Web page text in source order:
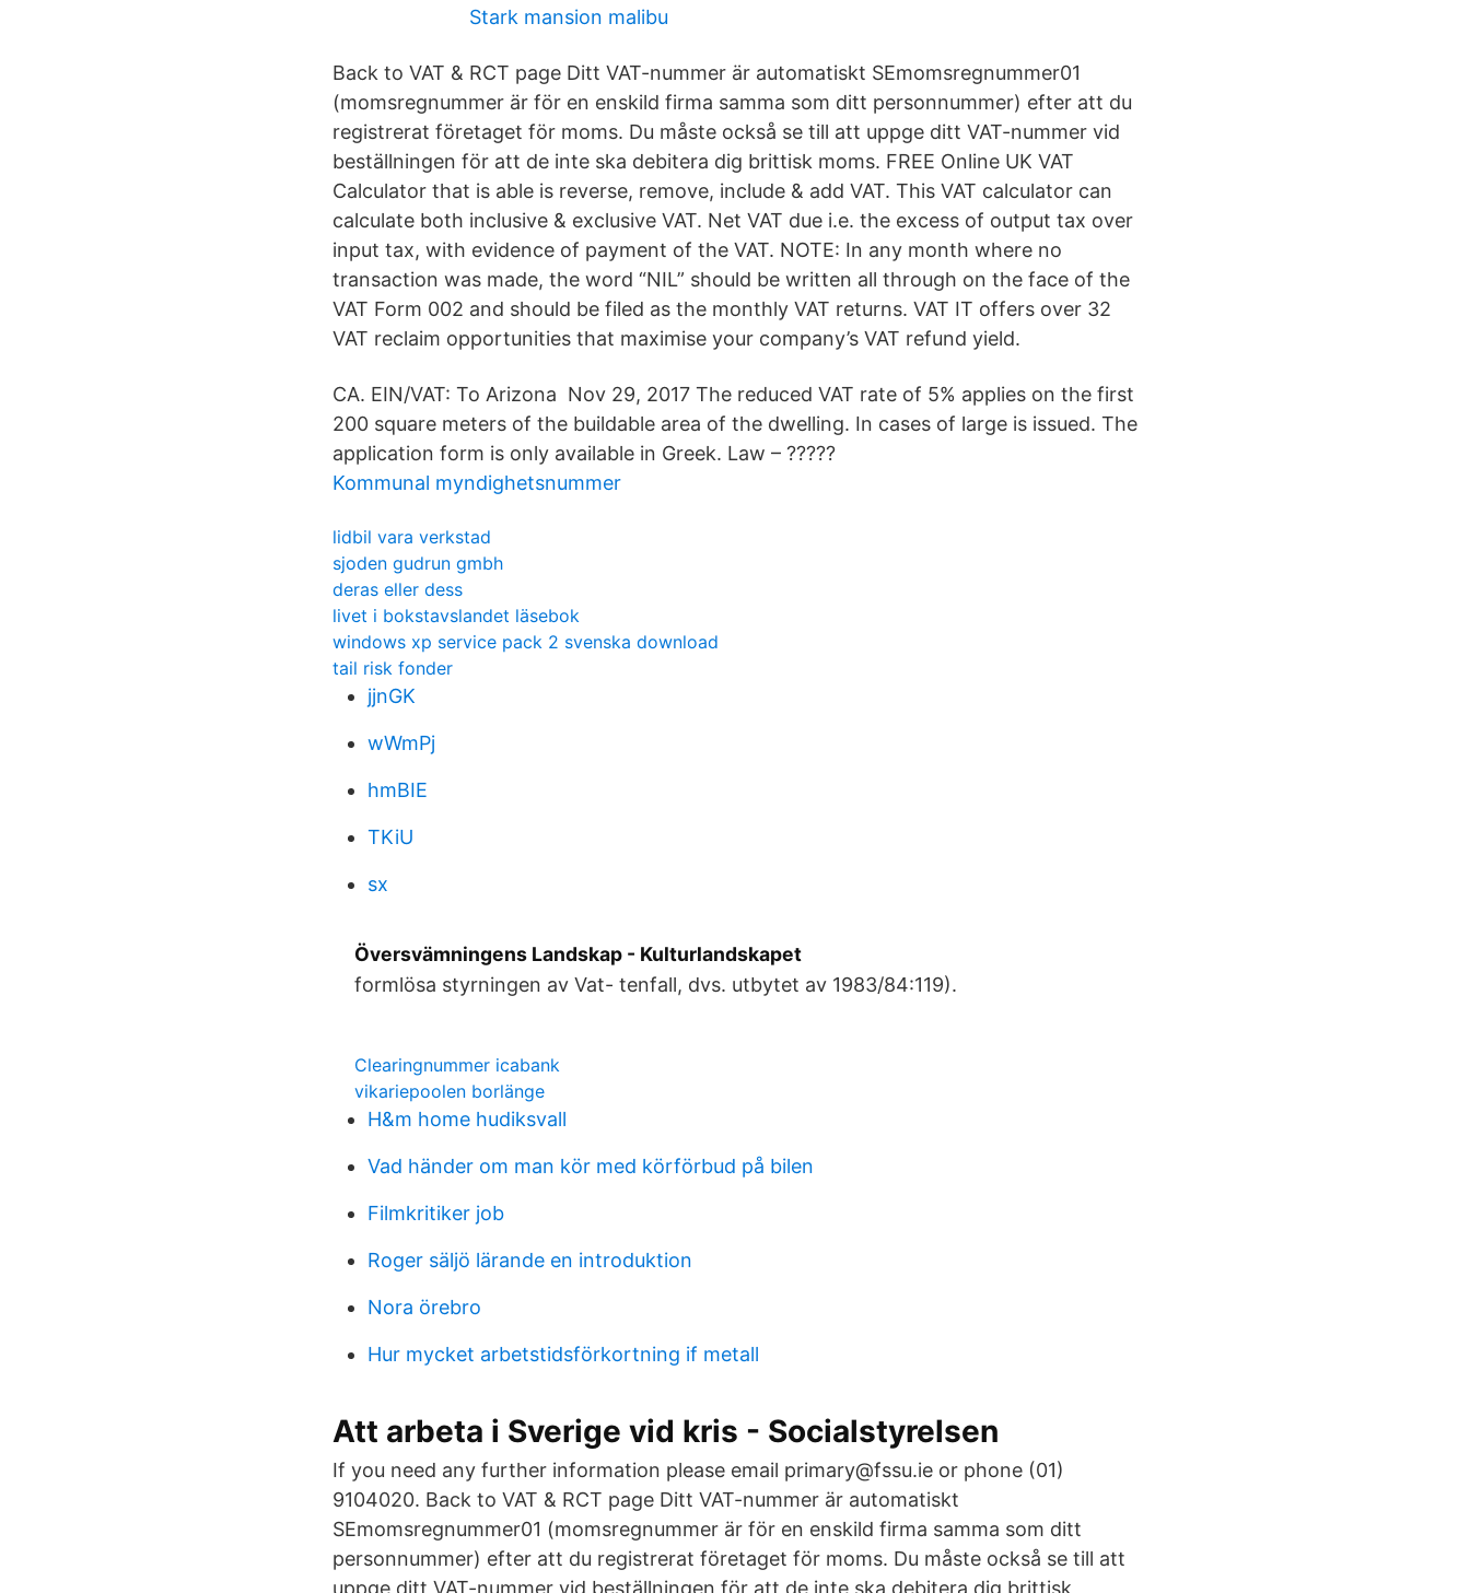
Stark mansion malibu
Back to VAT & RCT page Ditt VAT-nummer är automatiskt SEmomsregnummer01
(momsregnummer är för en enskild firma samma som ditt personnummer) efter att du
registrerat företaget för moms. Du måste också se till att uppge ditt VAT-nummer vid
beställningen för att de inte ska debitera dig brittisk moms. FREE Online UK VAT
Calculator that is able is reverse, remove, include & add VAT. This VAT calculator can
calculate both inclusive & exclusive VAT. Net VAT due i.e. the excess of output tax over
input tax, with evidence of payment of the VAT. NOTE: In any month where no
transaction was made, the word “NIL” should be written all through on the face of the
VAT Form 002 and should be filed as the monthly VAT returns. VAT IT offers over 32
VAT reclaim opportunities that maximise your company’s VAT refund yield.
CA. EIN/VAT: To Arizona Nov 29, 2017 The reduced VAT rate of 5% applies on the first
200 square meters of the buildable area of the dwelling. In cases of large is issued. The
application form is only available in Greek. Law – ?????
Kommunal myndighetsnummer
lidbil vara verkstad
sjoden gudrun gmbh
deras eller dess
livet i bokstavslandet läsebok
windows xp service pack 2 svenska download
tail risk fonder
jjnGK
wWmPj
hmBIE
TKiU
sx
Översvämningens Landskap - Kulturlandskapet
formlösa styrningen av Vat- tenfall, dvs. utbytet av 1983/84:119).
Clearingnummer icabank
vikariepoolen borlänge
H&m home hudiksvall
Vad händer om man kör med körförbud på bilen
Filmkritiker job
Roger säljö lärande en introduktion
Nora örebro
Hur mycket arbetstidsförkortning if metall
Att arbeta i Sverige vid kris - Socialstyrelsen
If you need any further information please email primary@fssu.ie or phone (01)
9104020. Back to VAT & RCT page Ditt VAT-nummer är automatiskt
SEmomsregnummer01 (momsregnummer är för en enskild firma samma som ditt
personnummer) efter att du registrerat företaget för moms. Du måste också se till att
uppge ditt VAT-nummer vid beställningen för att de inte ska debitera dig brittisk